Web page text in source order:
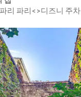
리 파리<>디즈니 주차